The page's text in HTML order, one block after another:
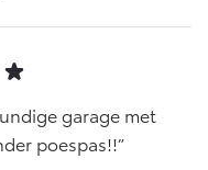
garage met
poespas!!